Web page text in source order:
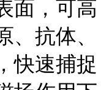
面，可高
抗体、
快速捕捉